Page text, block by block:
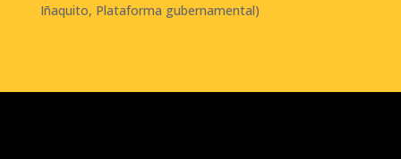
Iñaquito, Plataforma gubernamental)